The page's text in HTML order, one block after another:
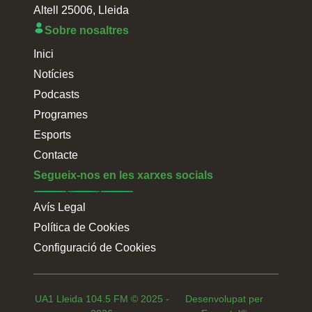
Altell 25006, Lleida
Sobre nosaltres
Inici
Notícies
Podcasts
Programes
Esports
Contacte
Segueix-nos en les xarxes socials
Avís Legal
Política de Cookies
Configuració de Cookies
UA1 Lleida 104.5 FM © 2025 -
Desenvolupat per